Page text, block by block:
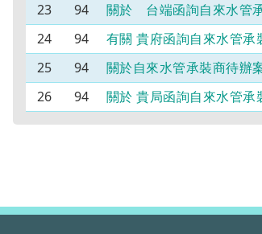
23
94
關於 台端函詢自來水管
24
94
有關 貴府函詢自來水管承
25
94
關於自來水管承裝商待辦
26
94 關於 貴局函詢自來水管承